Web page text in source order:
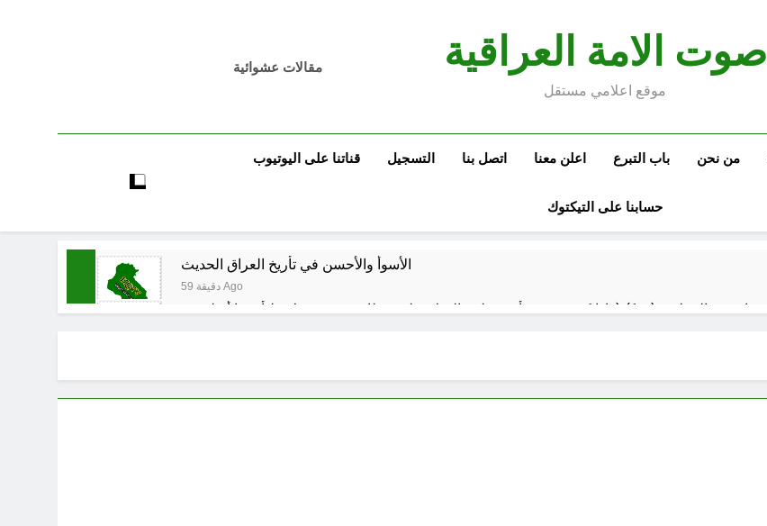
صوت الامة العراقية
موقع اعلامي مستقل
مقالات عشوائية
من نحن باب التبرع اعلن معنا اتصل بنا التسجيل قناتنا على اليوتيوب
حسابنا على التيكتوك
الأسوأ والأحسن في تأريخ العراق الحديث
59 دقيقة Ago
الحشود السورية على الحدود العراقية: لماذا الآن؟ وهل العراق هو المقصود في هذه التحركات؟